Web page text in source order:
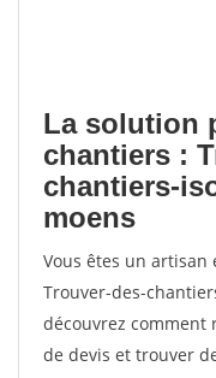
La solution
chantiers :
chantiers-
moens
Vous êtes un artisan
Trouver-des-
découvrez comment
de devis et trouver